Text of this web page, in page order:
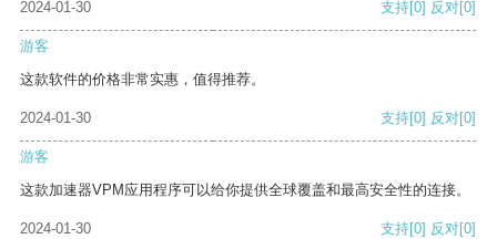
2024-01-30 支持[0] 反对[0]
游客
这款软件的价格非常实惠，值得推荐。
2024-01-30 支持[0] 反对[0]
游客
这款加速器VPM应用程序可以给你提供全球覆盖和最高安全性的连接。
2024-01-30 支持[0] 反对[0]